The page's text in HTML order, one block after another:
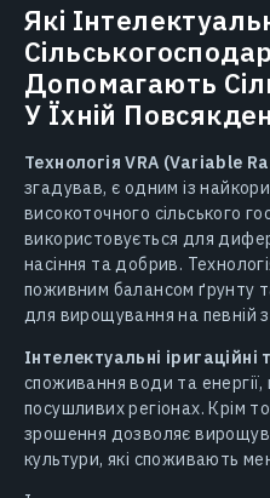
Які
Допомагають
У Їхній
Технологія VRA (Variable
згадував, є одним із
високоточного сільського
використовується для
насіння та добрив.
поживним балансом ґрунту
для вирощування на певній
Інтелектуальні іригаційні
споживання води та
посушливих регіонах. Крім
зрошення дозволяє
культури, які споживають